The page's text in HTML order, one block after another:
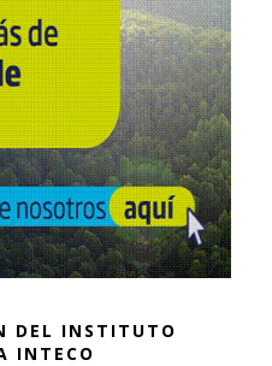
DEL INSTITUTO
INTECO